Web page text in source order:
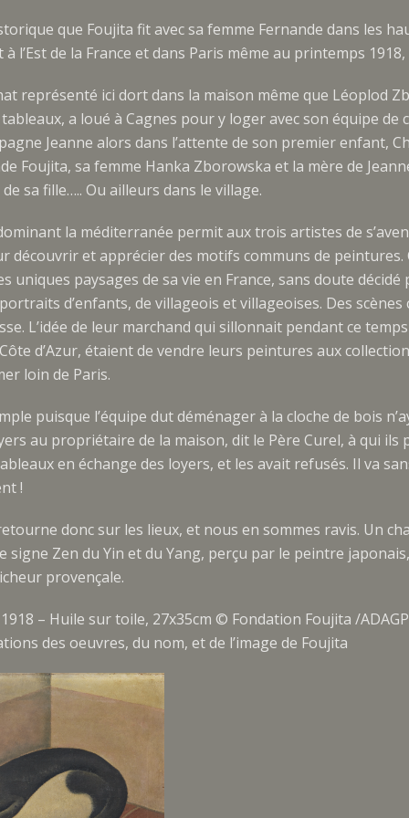
que Foujita fit avec sa femme Fernande dans les
l’Est de la France et dans Paris même au printemps 1918,
représenté ici dort dans la maison même que Léoplod
a loué à Cagnes pour y loger avec son équipe de
Jeanne alors dans l’attente de son premier enfant,
Foujita, sa femme Hanka Zborowska et la mère de
sa fille….. Ou ailleurs dans le village.
la méditerranée permit aux trois artistes de
découvrir et apprécier des motifs communs de peintures.
uniques paysages de sa vie en France, sans doute
d’enfants, de villageois et villageoises. Des
L’idée de leur marchand qui sillonnait pendant ce
d’Azur, étaient de vendre leurs peintures aux
loin de Paris.
puisque l’équipe dut déménager à la cloche de bois
au propriétaire de la maison, dit le Père Curel, à qui ils
en échange des loyers, et les avait refusés. Il va
!
donc sur les lieux, et nous en sommes ravis. Un
signe Zen du Yin et du Yang, perçu par le peintre
provençale.
– Huile sur toile, 27x35cm © Fondation Foujita /
des oeuvres, du nom, et de l’image de Foujita